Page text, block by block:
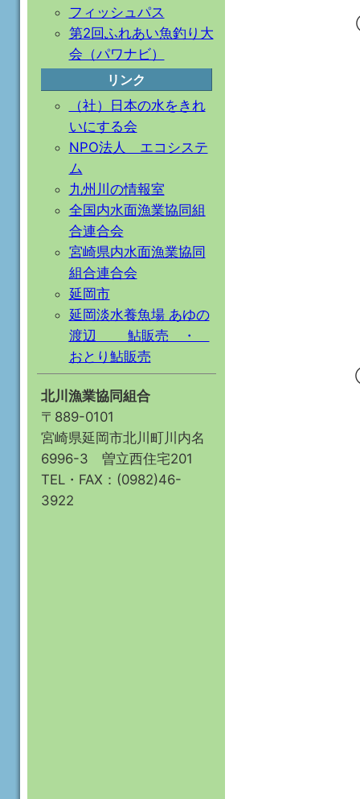
フィッシュパス
第2回ふれあい魚釣り大
会（パワナビ）
リンク
（社）日本の水をきれ
いにする会
NPO法人 エコシステ
ム
九州川の情報室
全国内水面漁業協同組
合連合会
宮崎県内水面漁業協同
組合連合会
延岡市
延岡淡水養魚場 あゆの
渡辺 鮎販売 ・
おとり鮎販売
北川漁業協同組合
〒889-0101
宮崎県延岡市北川町川内名
6996-3 曽立西住宅201
TEL・FAX：(0982)46-
3922